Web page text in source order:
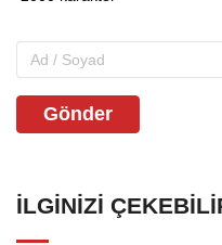
Gönder
İLGINIZI